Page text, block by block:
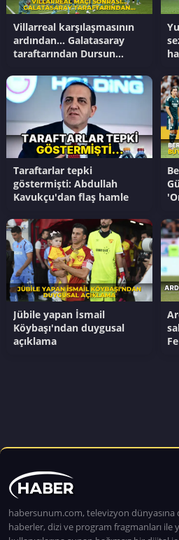
Villarreal karşılaşmasının
ardından... Galatasaray
taraftarından Dursun
Taraftarlar tepki
göstermişti: Abdullah
Kavukçu'dan flaş hamle
Jübile yapan İsmail
Köybaşı'ndan duygusal
açıklama
habersunum.com, televizyon dünyasına
haberler, dizi ve program fragmanları ile